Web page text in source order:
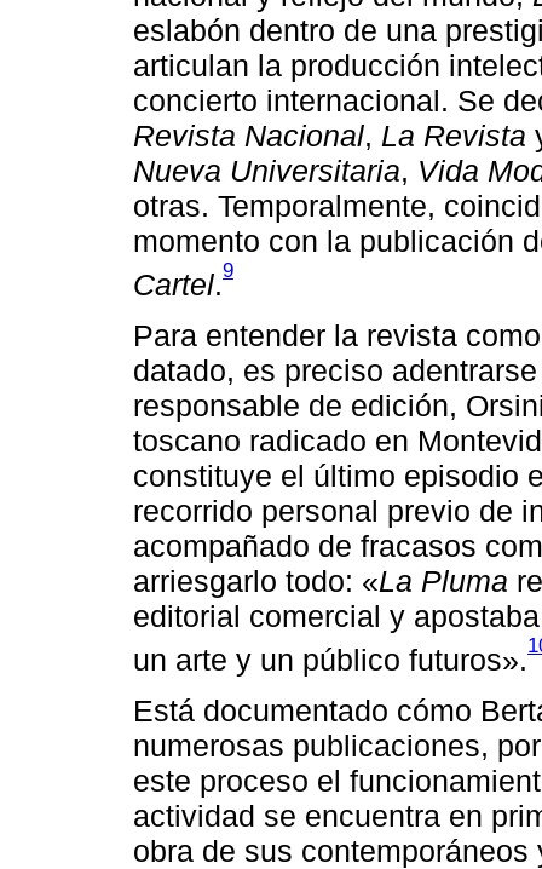
eslabón dentro de una
articulan la producción
concierto internacional. Se
Revista Nacional, La Revista
Nueva Universitaria, Vida
otras. Temporalmente,
momento con la publicación
Cartel.9
Para entender la revista
datado, es preciso
responsable de edición,
toscano radicado en
constituye el último episodio
recorrido personal previo de
acompañado de fracasos
arriesgarlo todo: «La Pluma
editorial comercial y
un arte y un público futuros».
Está documentado cómo
numerosas publicaciones,
este proceso el
actividad se encuentra en
obra de sus